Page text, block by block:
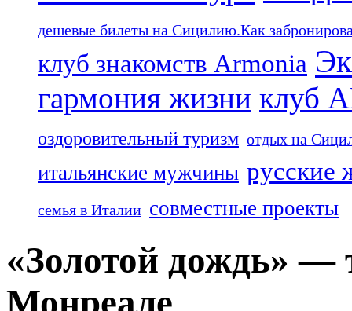
дешевые билеты на Сицилию.Как
клуб знакомств Armonia
гармония жизни клуб
оздоровительный туризм отдых на
итальянские мужчины русские
семья в Италии совместные проекты
«Золотой дождь» —
Монреале